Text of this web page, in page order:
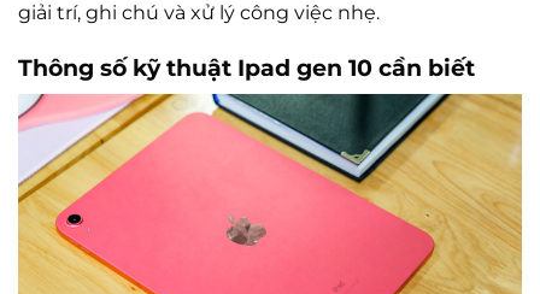
giải trí, ghi chú và xử lý công việc nhẹ.
Thông số kỹ thuật Ipad gen 10 cần biết